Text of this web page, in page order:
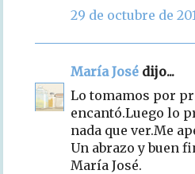
29 de octubre de
María José dijo...
Lo tomamos por
encantó.Luego lo
nada que ver.Me
Un abrazo y buen
María José.